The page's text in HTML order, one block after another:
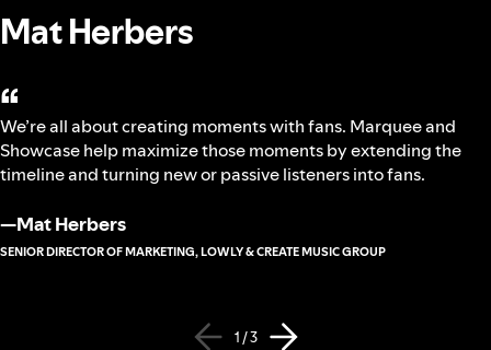
Mat Herbers
“
We’re all about creating moments with fans. Marquee and
Showcase help maximize those moments by extending the
timeline and turning new or passive listeners into fans.
—Mat Herbers
SENIOR DIRECTOR OF MARKETING, LOWLY & CREATE MUSIC GROUP
1 / 3